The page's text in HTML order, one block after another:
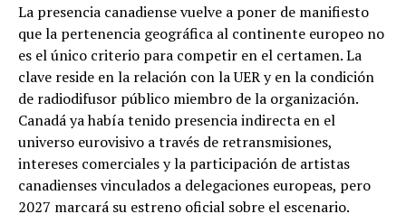
La presencia canadiense vuelve a poner de manifiesto
que la pertenencia geográfica al continente europeo no
es el único criterio para competir en el certamen. La
clave reside en la relación con la UER y en la condición
de radiodifusor público miembro de la organización.
Canadá ya había tenido presencia indirecta en el
universo eurovisivo a través de retransmisiones,
intereses comerciales y la participación de artistas
canadienses vinculados a delegaciones europeas, pero
2027 marcará su estreno oficial sobre el escenario.